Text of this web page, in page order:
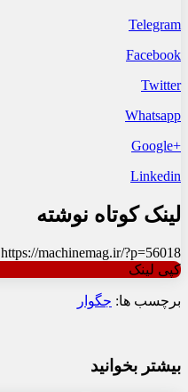
Telegram
Facebook
Twitter
Whatsapp
+Google
Linkedin
لینک کوتاه نوشته
https://machinemag.ir/?p=56018
کپی لینک
برچسب ها: جگوار
بیشتر بخوانید